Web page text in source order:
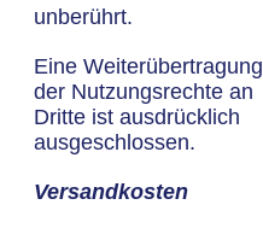
unberührt.
Eine Weiterübertragung
der Nutzungsrechte an
Dritte ist ausdrücklich
ausgeschlossen.
Versandkosten